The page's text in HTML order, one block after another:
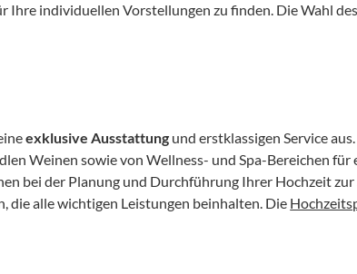
Ihre individuellen Vorstellungen zu finden. Die Wahl
exklusive Ausstattung und erstklassigen Service
Weinen sowie von Wellness- und Spa-Bereichen
bei der Planung und Durchführung Ihrer Hochzeit
die alle wichtigen Leistungen beinhalten. Die